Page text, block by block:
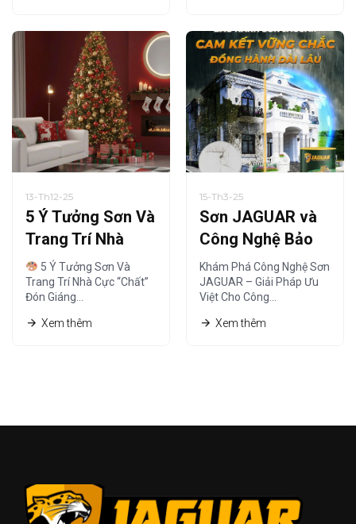
13-Th12-25
5 Ý Tưởng Sơn Và
Trang Trí Nhà
Cực “Chất” Đón
Giáng Sinh Ấm Áp
5 Ý Tưởng Sơn Và
Trang Trí Nhà Cực “Chất”
Đón Giáng…
Xem thêm
15-Th3-25
Sơn JAGUAR và
Công Nghệ Bảo
Vệ – Giải Pháp Tối
Ưu
Khám Phá Công Nghệ Sơn
JAGUAR – Giải Pháp Ưu
Việt Cho Công…
Xem thêm